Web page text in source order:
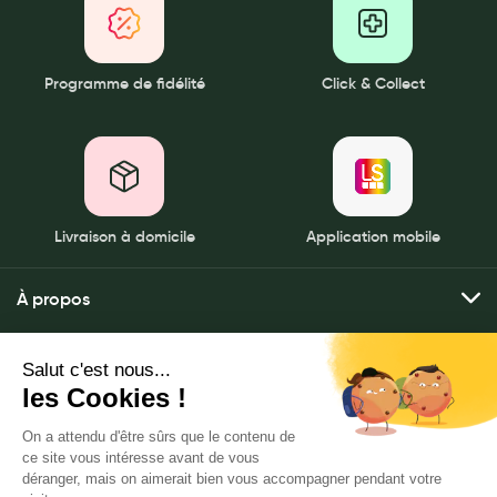
Programme de fidélité Click & Collect
Livraison à domicile Application mobile
À propos
Qui sommes-nous ?
Nos pharmacies
Mentions légales
Politique de gestion des données personnelles
CGU
Mes services
Envoyer mes ordonnances
Commander mes produits
Livraison à domicile
LeaderSanté, 82 bis rue Thiers
92100 Boulogne-Billancourt